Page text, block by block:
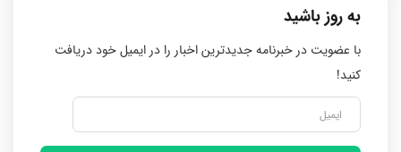
به روز باشید
با عضویت در خبرنامه جدیدترین اخبار را در ایمیل خود دریافت
کنید!